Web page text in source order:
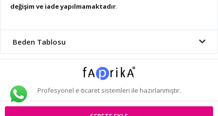
değişim ve iade yapılmamaktadır.
Beden Tablosu
Profesyonel e-ticaretsistemleri ile hazırlanmıştır.